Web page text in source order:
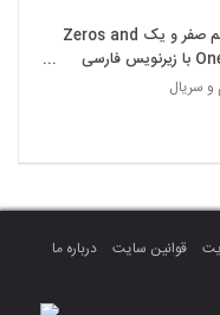
دانلود فیلم صفر و یک Zeros and
Ones 2021 با زیرنویس فارسی
و سریال
قوانین سایت
درباره ما